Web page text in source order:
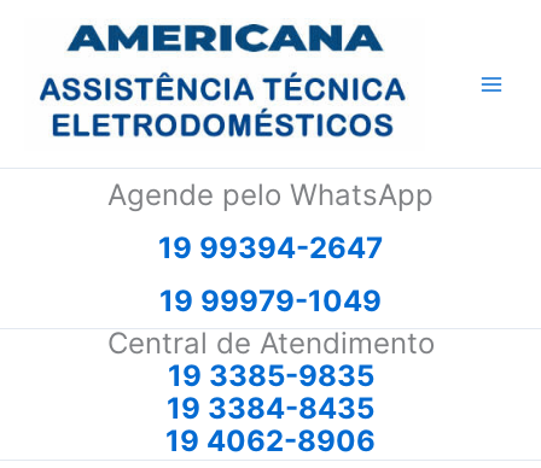
conteúdo
Agende pelo WhatsApp
19 99394-2647
19 99979-1049
Central de Atendimento
19 3385-9835
19 3384-8435
19 4062-8906